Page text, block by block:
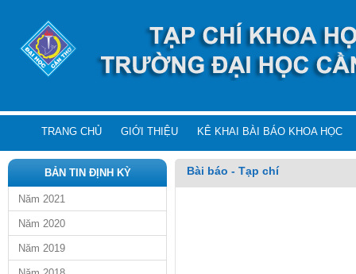
TRANG CHỦ GIỚI THIỆU KÊ KHAI BÀI BÁO KHOA HỌC
BẢN TIN ĐỊNH KỲ
Năm 2021
Năm 2020
Năm 2019
Bài báo - Tạp chí